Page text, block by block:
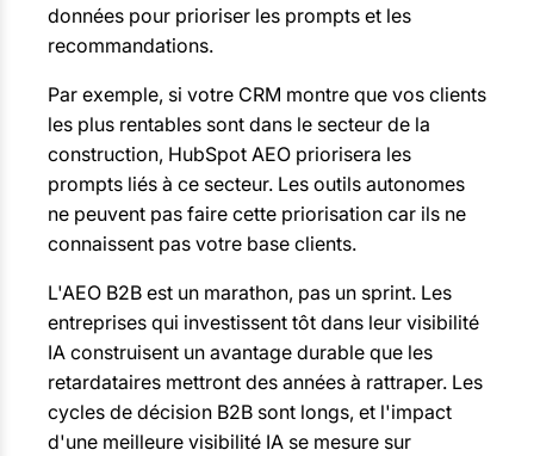
données pour prioriser les prompts et les
recommandations.
Par exemple, si votre CRM montre que vos clients
les plus rentables sont dans le secteur de la
construction, HubSpot AEO priorisera les
prompts liés à ce secteur. Les outils autonomes
ne peuvent pas faire cette priorisation car ils ne
connaissent pas votre base clients.
L'AEO B2B est un marathon, pas un sprint. Les
entreprises qui investissent tôt dans leur visibilité
IA construisent un avantage durable que les
retardataires mettront des années à rattraper. Les
cycles de décision B2B sont longs, et l'impact
d'une meilleure visibilité IA se mesure sur